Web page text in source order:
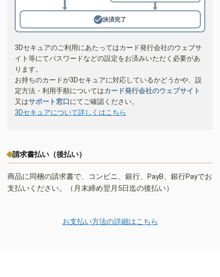
決済完了
3Dセキュアのご利用にあたってはカード発行会社のウェブサ
イト等にてパスワードなどの設定をお済みいただく必要があ
ります。
お持ちのカードが3Dセキュアに対応しているかどうかや、設
定方法・利用手順についてはカード発行会社のウェブサイト
又はサポート窓口にてご確認ください。
3Dセキュアについて詳しくはこちら
請求書払い（後払い）
商品に同梱の請求書で、コンビニ、銀行、PayB、銀行Payでお
支払いください。（月末締め翌月5日迄の後払い）
お支払い方法の詳細はこちら